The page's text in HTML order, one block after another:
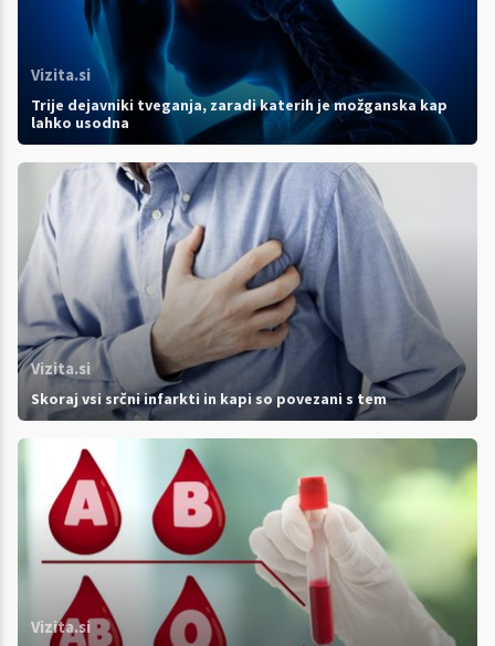
Vizita.si
Trije dejavniki tveganja, zaradi katerih je možganska kap
lahko usodna
Vizita.si
Skoraj vsi srčni infarkti in kapi so povezani s tem
Vizita.si